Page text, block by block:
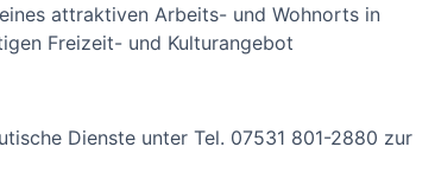
attraktiven Arbeits- und Wohnorts in
Freizeit- und Kulturangebot
Dienste unter Tel. 07531 801-2880 zur